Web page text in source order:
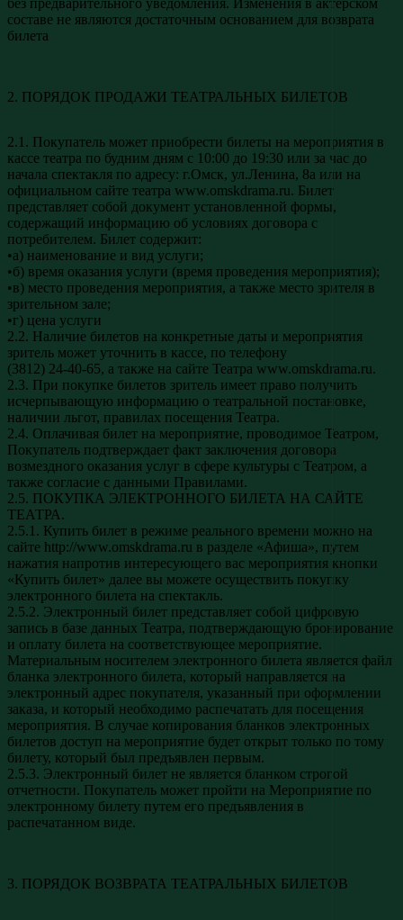
без предварительного уведомления. Изменения в актёрском
составе не являются достаточным основанием для возврата
билета
2. ПОРЯДОК ПРОДАЖИ ТЕАТРАЛЬНЫХ БИЛЕТОВ
2.1. Покупатель может приобрести билеты на мероприятия в
кассе театра по будним дням с 10:00 до 19:30 или за час до
начала спектакля по адресу: г.Омск, ул.Ленина, 8а или на
официальном сайте театра www.omskdrama.ru. Билет
представляет собой документ установленной формы,
содержащий информацию об условиях договора с
потребителем. Билет содержит:
•а) наименование и вид услуги;
•б) время оказания услуги (время проведения мероприятия);
•в) место проведения мероприятия, а также место зрителя в
зрительном зале;
•г) цена услуги
2.2. Наличие билетов на конкретные даты и мероприятия
зритель может уточнить в кассе, по телефону
(3812) 24-40-65, а также на сайте Театра www.omskdrama.ru.
2.3. При покупке билетов зритель имеет право получить
исчерпывающую информацию о театральной постановке,
наличии льгот, правилах посещения Театра.
2.4. Оплачивая билет на мероприятие, проводимое Театром,
Покупатель подтверждает факт заключения договора
возмездного оказания услуг в сфере культуры с Театром, а
также согласие с данными Правилами.
2.5. ПОКУПКА ЭЛЕКТРОННОГО БИЛЕТА НА САЙТЕ
ТЕАТРА.
2.5.1. Купить билет в режиме реального времени можно на
сайте http://www.omskdrama.ru в разделе «Афиша», путем
нажатия напротив интересующего вас мероприятия кнопки
«Купить билет» далее вы можете осуществить покупку
электронного билета на спектакль.
2.5.2. Электронный билет представляет собой цифровую
запись в базе данных Театра, подтверждающую бронирование
и оплату билета на соответствующее мероприятие.
Материальным носителем электронного билета является файл
бланка электронного билета, который направляется на
электронный адрес покупателя, указанный при оформлении
заказа, и который необходимо распечатать для посещения
мероприятия. В случае копирования бланков электронных
билетов доступ на мероприятие будет открыт только по тому
билету, который был предъявлен первым.
2.5.3. Электронный билет не является бланком строгой
отчетности. Покупатель может пройти на Мероприятие по
электронному билету путем его предъявления в
распечатанном виде.
3. ПОРЯДОК ВОЗВРАТА ТЕАТРАЛЬНЫХ БИЛЕТОВ